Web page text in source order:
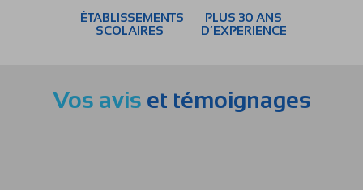
ÉTABLISSEMENTS
SCOLAIRES
PLUS 30 ANS
D’EXPERIENCE
Vos avis et témoignages